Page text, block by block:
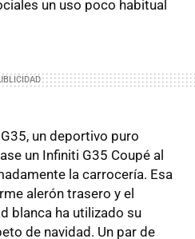
un uso poco habitual
un deportivo puro
un Infiniti G35 Coupé al
la carrocería. Esa
alerón trasero y el
blanca ha utilizado su
de navidad. Un par de